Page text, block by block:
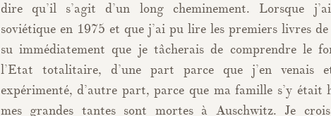
dire qu’il s’agit d’un long cheminement. Lorsque
soviétique en 1975 et que j’ai pu lire les premiers livres
su immédiatement que je tâcherais de comprendre le
l’Etat totalitaire, d’une part parce que j’en venais
expérimenté, d’autre part, parce que ma famille s’y était
mes grandes tantes sont mortes à Auschwitz. Je